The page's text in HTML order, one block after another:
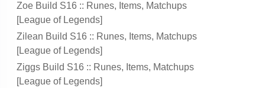
Zoe Build S16 :: Runes, Items, Matchups
[League of Legends]
Zilean Build S16 :: Runes, Items, Matchups
[League of Legends]
Ziggs Build S16 :: Runes, Items, Matchups
[League of Legends]